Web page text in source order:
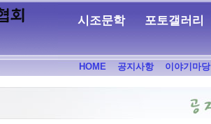
시조문학 포토갤러리
HOME 공지사항 이야기마당